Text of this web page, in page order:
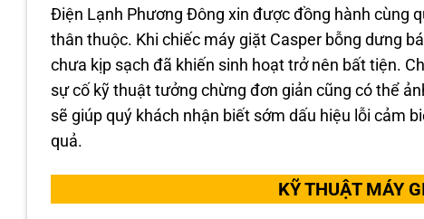
Giặt xong nhưng cửa không mở, máy báo kẹt khóa:
Nguyên nhân phổ biến dẫn đến lỗi cảm biến cửa máy
Cách xử lý lỗi cảm biến cửa máy giặt Casper đơn
Điện Lạnh Phương Đông – dịch vụ sửa lỗi cảm biến
Lời kết gửi đến khách hàng
🚨 Máy Giặt Hỏng? Khắc Phục Nhanh Chóng Cùng
Điện Lạnh Phương Đông xin được đồng hành cùng
thân thuộc. Khi chiếc máy giặt Casper bỗng dưng
chưa kịp sạch đã khiến sinh hoạt trở nên bất tiện.
sự cố kỹ thuật tưởng chừng đơn giản cũng có thể
sẽ giúp quý khách nhận biết sớm dấu hiệu lỗi cảm
quả.
KỸ THUẬT MÁY